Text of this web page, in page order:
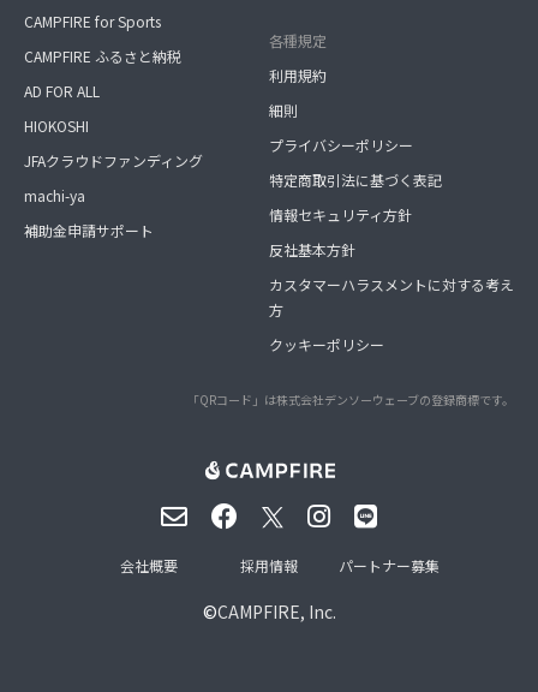
CAMPFIRE for Sports
CAMPFIRE ふるさと納税
AD FOR ALL
HIOKOSHI
JFAクラウドファンディング
machi-ya
補助金申請サポート
各種規定
利用規約
細則
プライバシーポリシー
特定商取引法に基づく表記
情報セキュリティ方針
反社基本方針
カスタマーハラスメントに対する考え
方
クッキーポリシー
「QRコード」は株式会社デンソーウェーブの登録商標です。
©CAMPFIRE, Inc.
会社概要 採用情報 パートナー募集